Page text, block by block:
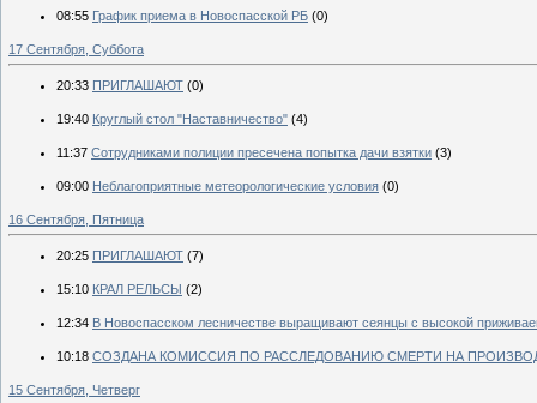
08:55 График приема в Новоспасской РБ (0)
17 Сентября, Суббота
20:33 ПРИГЛАШАЮТ (0)
19:40 Круглый стол "Наставничество" (4)
11:37 Сотрудниками полиции пресечена попытка дачи взятки (3)
09:00 Неблагоприятные метеорологические условия (0)
16 Сентября, Пятница
20:25 ПРИГЛАШАЮТ (7)
15:10 КРАЛ РЕЛЬСЫ (2)
12:34 В Новоспасском лесничестве выращивают сеянцы с высокой
10:18 СОЗДАНА КОМИССИЯ ПО РАССЛЕДОВАНИЮ СМЕРТИ НА
15 Сентября, Четверг